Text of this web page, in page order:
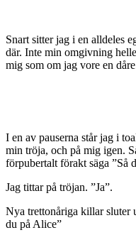
Snart sitter jag i en alldeles
där. Inte min omgivning
mig som om jag vore en
I en av pauserna står jag i
min tröja, och på mig igen.
förpubertalt förakt säga ”Så
Jag tittar på tröjan. ”Ja”.
Nya trettonåriga killar sluter
du på Alice”